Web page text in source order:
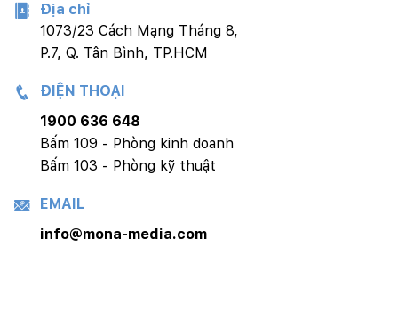
Địa chỉ
1073/23 Cách Mạng Tháng 8,
P.7, Q. Tân Bình, TP.HCM
ĐIỆN THOẠI
1900 636 648
Bấm 109 - Phòng kinh doanh
Bấm 103 - Phòng kỹ thuật
EMAIL
info@mona-media.com